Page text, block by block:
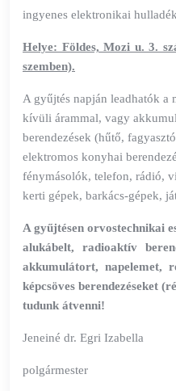
ingyenes elektronikai
Helye: Földes, Mozi u. 3.
szemben).
A gyűjtés napján leadhatók a
kívüli árammal, vagy
berendezések (hűtő,
elektromos konyhai
fénymásolók, telefon, rádió,
kerti gépek, barkács-gépek,
A gyűjtésen orvostechnikai
alukábelt, radioaktív
akkumulátort, napelemet,
képcsöves berendezéseket
tudunk átvenni!
Jeneiné dr. Egri Izabella
polgármester